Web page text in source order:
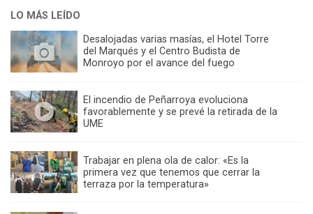
LO MÁS LEÍDO
Desalojadas varias masías, el Hotel Torre
del Marqués y el Centro Budista de
Monroyo por el avance del fuego
El incendio de Peñarroya evoluciona
favorablemente y se prevé la retirada de la
UME
Trabajar en plena ola de calor: «Es la
primera vez que tenemos que cerrar la
terraza por la temperatura»